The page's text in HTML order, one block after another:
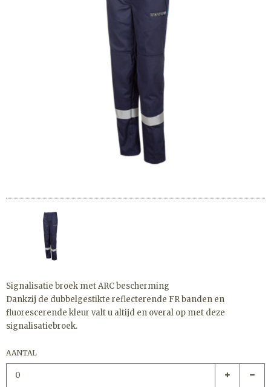
Signalisatie broek met ARC bescherming
Dankzij de dubbelgestikte reflecterende FR banden en
fluorescerende kleur valt u altijd en overal op met deze
signalisatiebroek.
AANTAL